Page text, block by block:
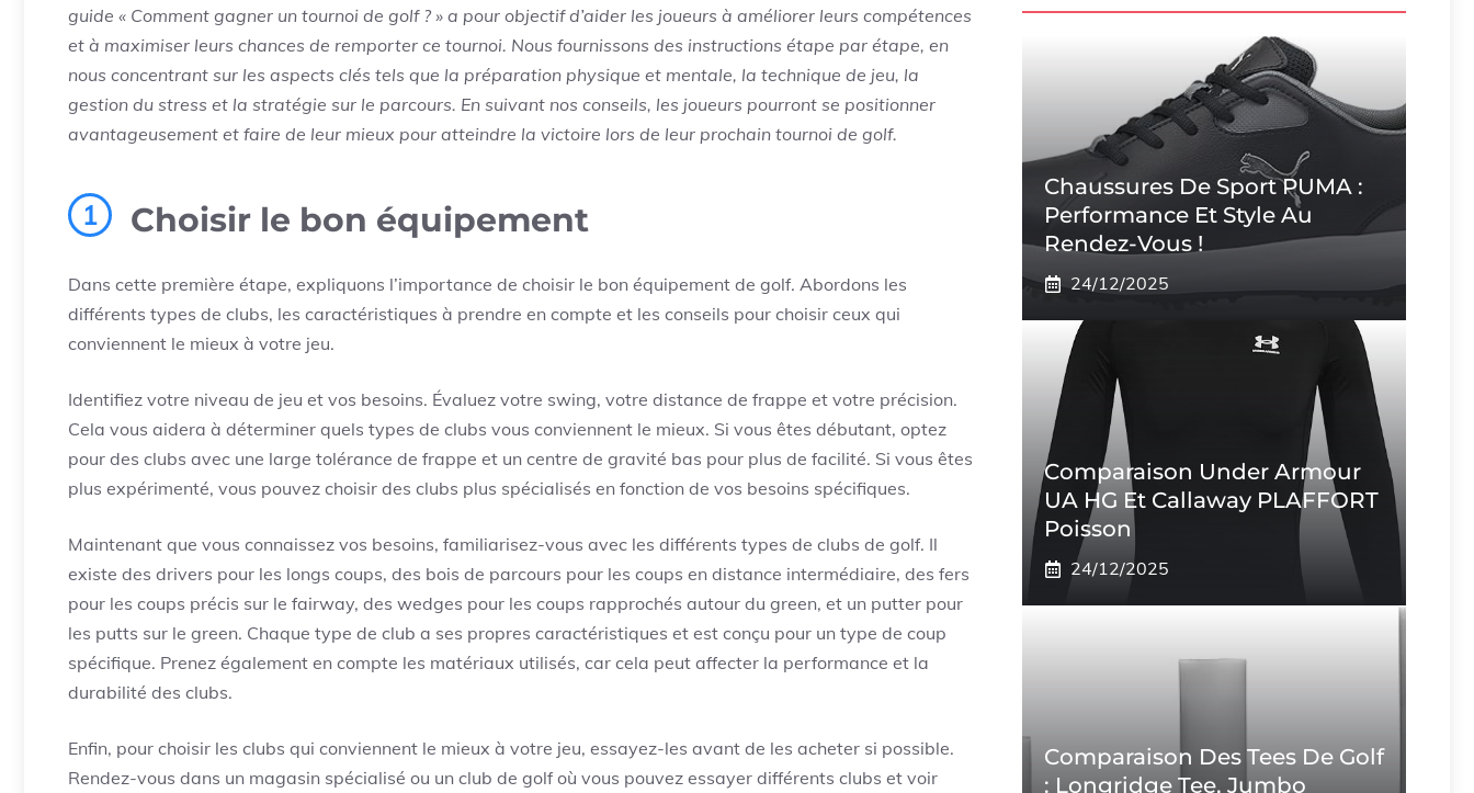
guide « Comment gagner un tournoi de golf ? » a pour objectif d’aider les joueurs à améliorer leurs compétences
et à maximiser leurs chances de remporter ce tournoi. Nous fournissons des instructions étape par étape, en
nous concentrant sur les aspects clés tels que la préparation physique et mentale, la technique de jeu, la
gestion du stress et la stratégie sur le parcours. En suivant nos conseils, les joueurs pourront se positionner
avantageusement et faire de leur mieux pour atteindre la victoire lors de leur prochain tournoi de golf.
1 Choisir le bon équipement
Dans cette première étape, expliquons l’importance de choisir le bon équipement de golf. Abordons les
différents types de clubs, les caractéristiques à prendre en compte et les conseils pour choisir ceux qui
conviennent le mieux à votre jeu.
Identifiez votre niveau de jeu et vos besoins. Évaluez votre swing, votre distance de frappe et votre précision.
Cela vous aidera à déterminer quels types de clubs vous conviennent le mieux. Si vous êtes débutant, optez
pour des clubs avec une large tolérance de frappe et un centre de gravité bas pour plus de facilité. Si vous êtes
plus expérimenté, vous pouvez choisir des clubs plus spécialisés en fonction de vos besoins spécifiques.
Maintenant que vous connaissez vos besoins, familiarisez-vous avec les différents types de clubs de golf. Il
existe des drivers pour les longs coups, des bois de parcours pour les coups en distance intermédiaire, des fers
pour les coups précis sur le fairway, des wedges pour les coups rapprochés autour du green, et un putter pour
les putts sur le green. Chaque type de club a ses propres caractéristiques et est conçu pour un type de coup
spécifique. Prenez également en compte les matériaux utilisés, car cela peut affecter la performance et la
durabilité des clubs.
Enfin, pour choisir les clubs qui conviennent le mieux à votre jeu, essayez-les avant de les acheter si possible.
Rendez-vous dans un magasin spécialisé ou un club de golf où vous pouvez essayer différents clubs et voir
Chaussures De Sport PUMA :
Performance Et Style Au
Rendez-Vous !
24/12/2025
Comparaison Under Armour
UA HG Et Callaway PLAFFORT
Poisson
24/12/2025
Comparaison Des Tees De Golf
: Longridge Tee, Jumbo